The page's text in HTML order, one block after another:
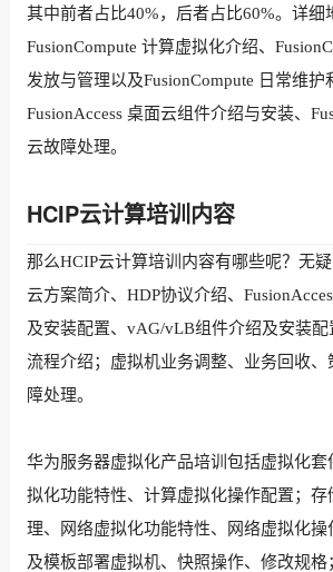
其中前者占比40%，后者占比60%。详
FusionCompute 计算虚拟化介绍、
发放与管理以及FusionCompute 日常维
FusionAccess 桌面云组件介绍与安装、
云故障处理。
HCIP云计算培训内容
那么HCIP云计算培训内容有哪些呢？无
云方案简介、HDP协议介绍、
及安装配置、vAG/vLB组件介绍及安装
流程介绍；虚拟机业务调整、业务回收
障处理。
华为服务器虚拟化产品培训包括虚拟化
拟化功能特性、计算虚拟化操作配置；
理、网络虚拟化功能特性、网络虚拟化
及模板部署虚拟机、快照操作、修改规